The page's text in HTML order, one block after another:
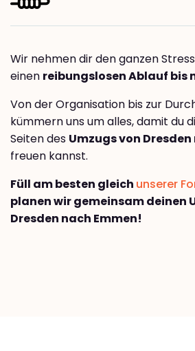
Wir nehmen dir den ganzen
einen reibungslosen Ablauf bis
Von der Organisation bis zur
kümmern uns um alles, damit du
Seiten des Umzugs von
freuen kannst.
Füll am besten gleich unserer
planen wir gemeinsam deinen
Dresden nach Emmen!